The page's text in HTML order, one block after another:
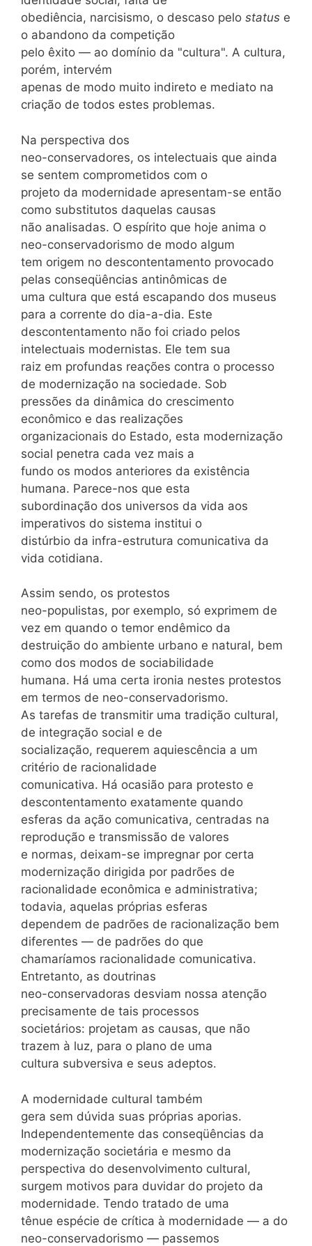
obediência, narcisismo, o descaso pelo status e
o abandono da competição
pelo êxito — ao domínio da "cultura". A cultura,
porém, intervém
apenas de modo muito indireto e mediato na
criação de todos estes problemas.
Na perspectiva dos
neo-conservadores, os intelectuais que ainda
se sentem comprometidos com o
projeto da modernidade apresentam-se então
como substitutos daquelas causas
não analisadas. O espírito que hoje anima o
neo-conservadorismo de modo algum
tem origem no descontentamento provocado
pelas conseqüências antinômicas de
uma cultura que está escapando dos museus
para a corrente do dia-a-dia. Este
descontentamento não foi criado pelos
intelectuais modernistas. Ele tem sua
raiz em profundas reações contra o processo
de modernização na sociedade. Sob
pressões da dinâmica do crescimento
econômico e das realizações
organizacionais do Estado, esta modernização
social penetra cada vez mais a
fundo os modos anteriores da existência
humana. Parece-nos que esta
subordinação dos universos da vida aos
imperativos do sistema institui o
distúrbio da infra-estrutura comunicativa da
vida cotidiana.
Assim sendo, os protestos
neo-populistas, por exemplo, só exprimem de
vez em quando o temor endêmico da
destruição do ambiente urbano e natural, bem
como dos modos de sociabilidade
humana. Há uma certa ironia nestes protestos
em termos de neo-conservadorismo.
As tarefas de transmitir uma tradição cultural,
de integração social e de
socialização, requerem aquiescência a um
critério de racionalidade
comunicativa. Há ocasião para protesto e
descontentamento exatamente quando
esferas da ação comunicativa, centradas na
reprodução e transmissão de valores
e normas, deixam-se impregnar por certa
modernização dirigida por padrões de
racionalidade econômica e administrativa;
todavia, aquelas próprias esferas
dependem de padrões de racionalização bem
diferentes — de padrões do que
chamaríamos racionalidade comunicativa.
Entretanto, as doutrinas
neo-conservadoras desviam nossa atenção
precisamente de tais processos
societários: projetam as causas, que não
trazem à luz, para o plano de uma
cultura subversiva e seus adeptos.
A modernidade cultural também
gera sem dúvida suas próprias aporias.
Independentemente das conseqüências da
modernização societária e mesmo da
perspectiva do desenvolvimento cultural,
surgem motivos para duvidar do projeto da
modernidade. Tendo tratado de uma
tênue espécie de crítica à modernidade — a do
neo-conservadorismo — passemos